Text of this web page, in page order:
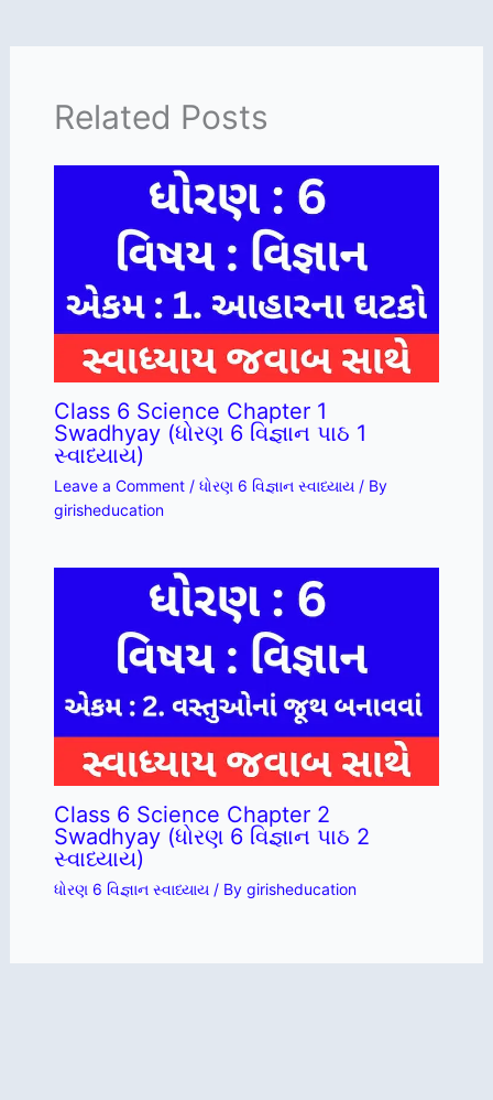
Related Posts
Class 6 Science Chapter 1
Swadhyay (ધોરણ 6 વિજ્ઞાન પાઠ 1
સ્વાધ્યાય)
Leave a Comment / ધોરણ 6 વિજ્ઞાન સ્વાધ્યાય / By
girisheducation
Class 6 Science Chapter 2
Swadhyay (ધોરણ 6 વિજ્ઞાન પાઠ 2
સ્વાધ્યાય)
ધોરણ 6 વિજ્ઞાન સ્વાધ્યાય / By girisheducation